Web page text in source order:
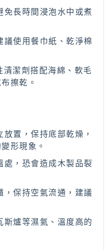
免長時間浸泡水中或煮
議使用餐巾紙、乾淨棉
潔劑搭配海綿、軟毛
擦乾。
放置，保持底部乾燥，
形現象。
處，恐會造成木製品裂
，保持空氣流通，建議
斯爐等濕氣、溫度高的